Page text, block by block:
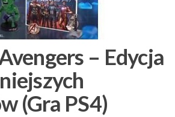
– Edycja
(Gra PS4)